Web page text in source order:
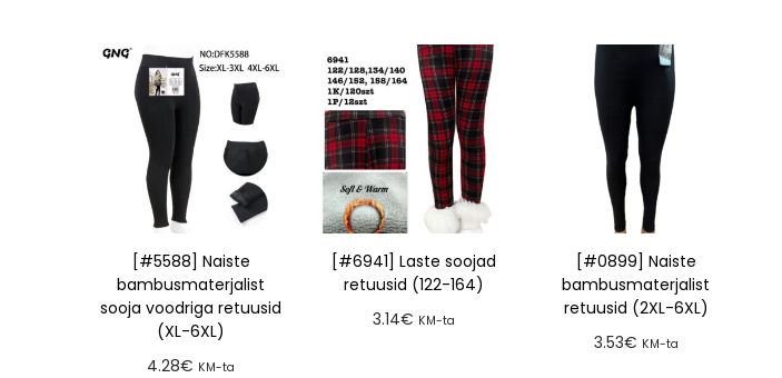
[#5588] Naiste
bambusmaterjalist
sooja voodriga retuusid
(XL-6XL)
4.28€ KM-ta
[#6941] Laste soojad
retuusid (122-164)
3.14€ KM-ta
[#0899] Naiste
bambusmaterjalist
retuusid (2XL-6XL)
3.53€ KM-ta